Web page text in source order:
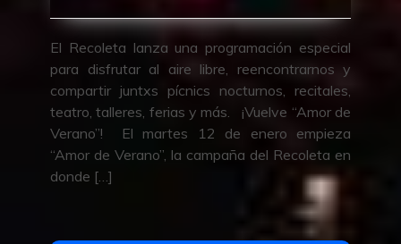
El Recoleta lanza una programación especial
para disfrutar al aire libre, reencontrarnos y
compartir juntxs pícnics nocturnos, recitales,
teatro, talleres, ferias y más. ¡Vuelve “Amor de
Verano”! El martes 12 de enero empieza
“Amor de Verano”, la campaña del Recoleta en
donde […]